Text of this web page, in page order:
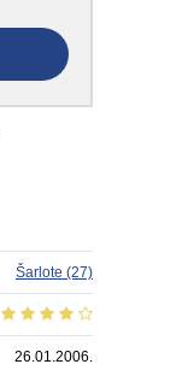
Šarlote (27)
26.01.2006.